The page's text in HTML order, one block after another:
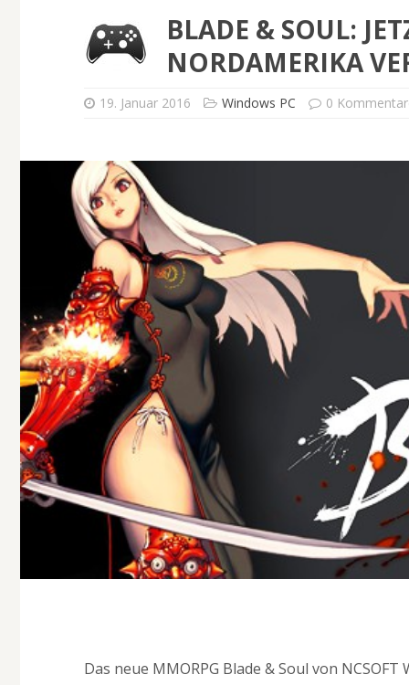
BLADE & SOUL:
NORDAMERIKA
19. Januar 2016 Windows PC 0
Das neue MMORPG Blade & Soul von